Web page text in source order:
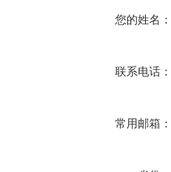
您的姓名：
联系电话：
常用邮箱：